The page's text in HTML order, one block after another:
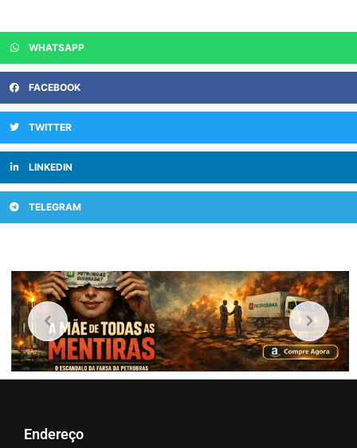
WHATSAPP
FACEBOOK
TWITTER
LINKEDIN
TELEGRAM
Endereço